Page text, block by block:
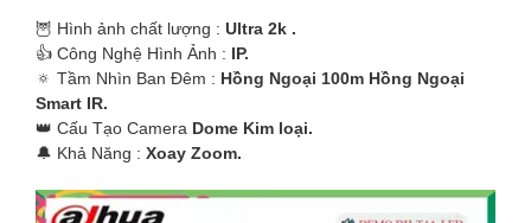
🦉 Hình ảnh chất lượng : Ultra 2k .
👍 Công Nghệ Hình Ảnh : IP.
🔅 Tầm Nhìn Ban Đêm : Hồng Ngoại 100m Hồng Ngoại
Smart IR.
👑 Cấu Tạo Camera Dome Kim loại.
️🔔 Khả Năng : Xoay Zoom.